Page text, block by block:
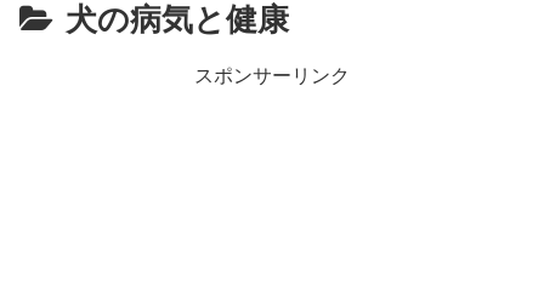
犬の病気と健康
スポンサーリンク